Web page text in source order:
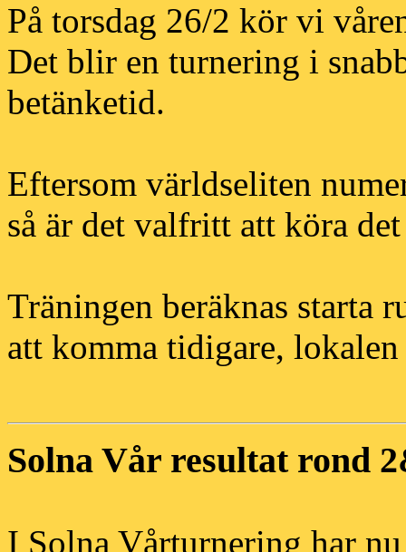
På torsdag 26/2 kör vi
Det blir en turnering i
betänketid.
Eftersom världseliten
så är det valfritt att köra
Träningen beräknas starta
att komma tidigare, lokalen
Solna Vår resultat rond
I Solna Vårturnering har